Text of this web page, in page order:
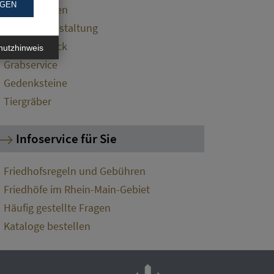
Grabmalarten
Grabsteingestaltung
Grabschmuck
Grabservice
Gedenksteine
Tiergräber
Infoservice für Sie
Friedhofsregeln und Gebühren
Friedhöfe im Rhein-Main-Gebiet
Häufig gestellte Fragen
Kataloge bestellen